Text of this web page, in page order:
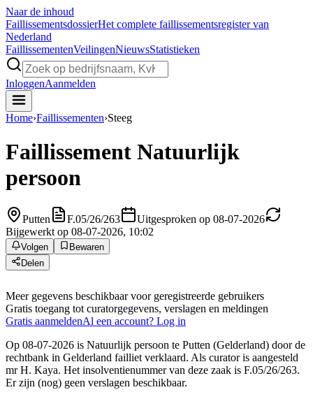
Naar de inhoud
FaillissementsdossierHet complete faillissementsregister van
Nederland
FaillissementenVeilingenNieuwsStatistieken
InloggenAanmelden
Home›Faillissementen›Steeg
Faillissement Natuurlijk
persoon
Putten F.05/26/263
Uitgesproken op 08-07-2026
Bijgewerkt op 08-07-2026, 10:02
Volgen
Bewaren
Delen
Meer gegevens beschikbaar voor geregistreerde gebruikers
Gratis toegang tot curatorgegevens, verslagen en meldingen
Gratis aanmeldenAl een account? Log in
Op 08-07-2026 is Natuurlijk persoon te Putten (Gelderland) door de
rechtbank in Gelderland failliet verklaard. Als curator is aangesteld
mr H. Kaya. Het insolventienummer van deze zaak is F.05/26/263.
Er zijn (nog) geen verslagen beschikbaar.